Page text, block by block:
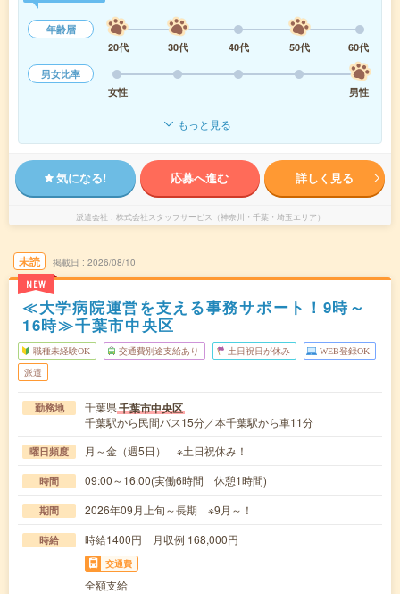
年齢層
20代
30代 40代 50代
60代
男女比率
女性
男性
もっと見る
気になる! 応募へ進む 詳しく見る
派遣会社 株式会社スタッフサービス（神奈川・千葉・埼玉エリア）
未読
NEW
掲載日 2026/08/10
≪大学病院運営を支える事務サポート！9時～
16時≫千葉市中央区
職種未経験OK 交通費別途支給あり 土日祝日が休み WEB登録OK
派遣
勤務地 千葉県千葉市中央区
千葉駅から民間バス15分／本千葉駅から車11分
曜日頻度 月～金（週5日） ※土日祝休み！
時間 09:00～16:00(実働6時間 休憩1時間)
期間 2026年09月上旬～長期 ※9月～！
時給 時給1400円 月収例 168,000円
交通費
全額支給